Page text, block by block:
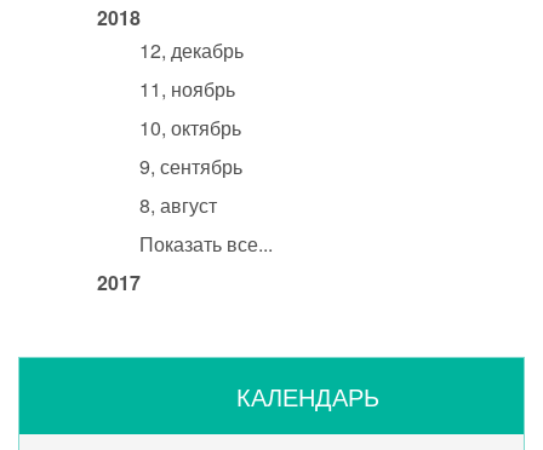
2018
12, декабрь
11, ноябрь
10, октябрь
9, сентябрь
8, август
Показать все...
2017
КАЛЕНДАРЬ